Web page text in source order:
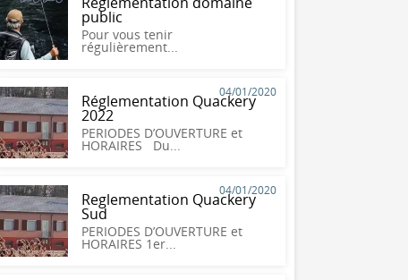
public
Pour vous tenir
régulièrement...
04/01/2020
Réglementation Quackery
2022
PERIODES D’OUVERTURE et
HORAIRES Du...
04/01/2020
Reglementation Quackery
Sud
PERIODES D’OUVERTURE et
HORAIRES 1er...